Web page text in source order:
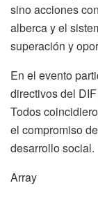
sino acciones
alberca y el
superación y
En el evento
directivos del
Todos
el compromiso
desarrollo social.
Array